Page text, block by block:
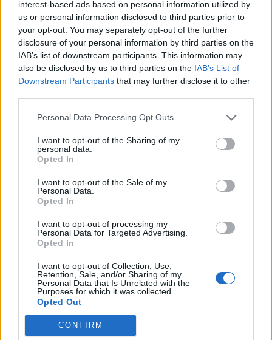
interest-based ads based on personal information utilized by
us or personal information disclosed to third parties prior to
your opt-out. You may separately opt-out of the further
disclosure of your personal information by third parties on the
IAB’s list of downstream participants. This information may
also be disclosed by us to third parties on the IAB’s List of
Downstream Participants that may further disclose it to other
Personal Data Processing Opt Outs
I want to opt-out of the Sharing of my
personal data.
Opted In
I want to opt-out of the Sale of my
Personal Data.
Opted In
I want to opt-out of processing my
Personal Data for Targeted Advertising.
Opted In
I want to opt-out of Collection, Use,
Retention, Sale, and/or Sharing of my
Personal Data that Is Unrelated with the
Purposes for which it was collected.
Opted Out
CONFIRM